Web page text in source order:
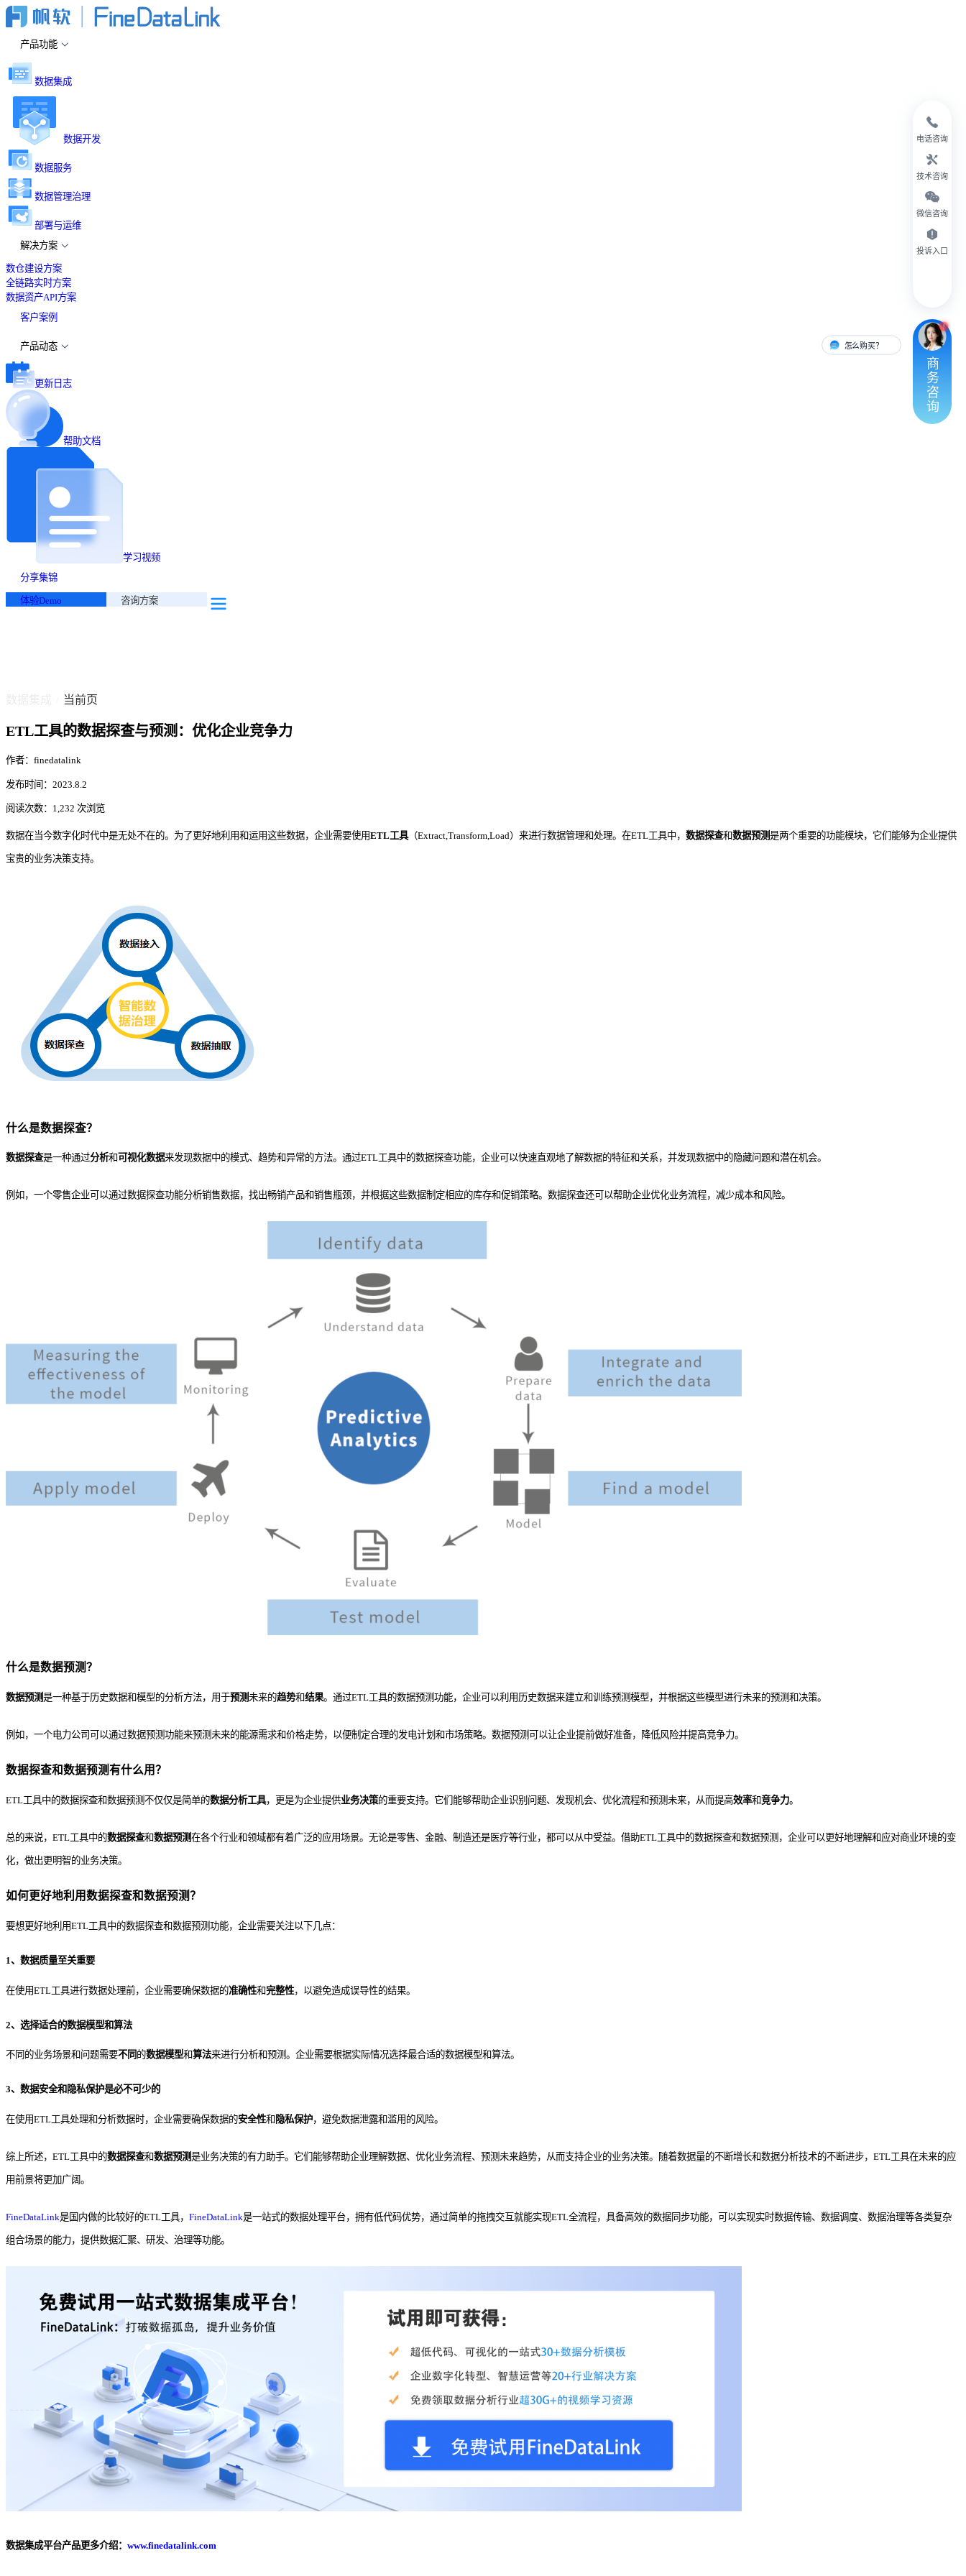
产品功能
数据集成
数据开发
数据服务
数据管理治理
部署与运维
解决方案
数仓建设方案
全链路实时方案
数据资产API方案
客户案例
产品动态
更新日志
帮助文档
学习视频
分享集锦
体验Demo 咨询方案
当前页
ETL工具的数据探查与预测：优化企业竞争力
作者：finedatalink
发布时间：2023.8.2
阅读次数：1,232 次浏览
数据在当今数字化时代中是无处不在的。为了更好地利用和运用这些数据，企业需要使用ETL工具（Extract,Transform,Load）来进行数据管理和处理。在ETL工具中， 数据探查和数据预测是两个重要的功能模块，它们能够为企业提供
宝贵的业务决策支持。
什么是数据探查？
数据探查是一种通过分析和 可视化数据来发现数据中的模式、趋势和异常的方法。通过ETL工具中的数据探查功能，企业可以快速直观地了解数据的特征和关系，并发现数据中的隐藏问题和潜在机会。
例如，一个零售企业可以通过数据探查功能分析销售数据，找出畅销产品和销售瓶颈，并根据这些数据制定相应的库存和促销策略。数据探查还可以帮助企业优化业务流程，减少成本和风险。
什么是数据预测？
数据预测是一种基于历史数据和模型的分析方法，用于预测未来的趋势和结果。通过ETL工具的数据预测功能，企业可以利用历史数据来建立和训练预测模型，并根据这些模型进行未来的预测和决策。
例如，一个电力公司可以通过数据预测功能来预测未来的能源需求和价格走势，以便制定合理的发电计划和市场策略。数据预测可以让企业提前做好准备，降低风险并提高竞争力。
数据探查和数据预测有什么用？
ETL工具中的数据探查和数据预测不仅仅是简单的数据分析工具，更是为企业提供业务决策的重要支持。它们能够帮助企业识别问题、发现机会、优化流程和预测未来，从而提高效率和竞争力。
总的来说，ETL工具中的数据探查和数据预测在各个行业和领域都有着广泛的应用场景。无论是零售、金融、制造还是医疗等行业，都可以从中受益。借助ETL工具中的数据探查和数据预测，企业可以更好地理解和应对商业环境的变
化，做出更明智的业务决策。
如何更好地利用数据探查和数据预测？
要想更好地利用ETL工具中的数据探查和数据预测功能，企业需要关注以下几点：
1、数据质量至关重要
在使用ETL工具进行数据处理前，企业需要确保数据的准确性和完整性，以避免造成误导性的结果。
2、选择适合的数据模型和算法
不同的业务场景和问题需要不同 的数据模型和算法来进行分析和预测。企业需要根据实际情况选择最合适的数据模型和算法。
3、数据安全和隐私保护是必不可少的
在使用ETL工具处理和分析数据时，企业需要确保数据的安全性和 隐私保护，避免数据泄露和滥用的风险。
综上所述，ETL工具中的数据探查和数据预测是业务决策的有力助手。它们能够帮助企业理解数据、优化业务流程、预测未来趋势，从而支持企业的业务决策。随着数据量的不断增长和数据分析技术的不断进步，ETL工具在未来的应
用前景将更加广阔。
FineDataLink是国内做的比较好的ETL工具， FineDataLink是一站式的数据处理平台，拥有低代码优势，通过简单的拖拽交互就能实现ETL全流程，具备高效的数据同步功能，可以实现实时数据传输、数据调度、数据治理等各类复杂
组合场景的能力，提供数据汇聚、研发、治理等功能。
数据集成平台产品更多介绍： www.finedatalink.com
电话咨询
技术咨询
微信咨询
投诉入口
怎么购买？ 有人对接
商
务
咨
询